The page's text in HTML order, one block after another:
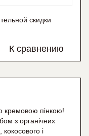
скидки
К сравнению
кремовою пінкою!
з органічних
і